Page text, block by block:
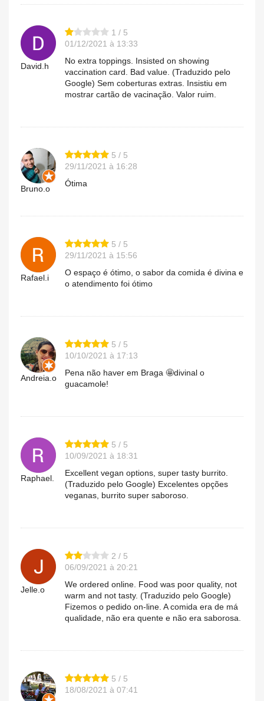
David.h
1 / 5
01/12/2021 à 13:33
No extra toppings. Insisted on showing
vaccination card. Bad value. (Traduzido pelo
Google) Sem coberturas extras. Insistiu em
mostrar cartão de vacinação. Valor ruim.
Bruno.o
5 / 5
29/11/2021 à 16:28
Ótima
Rafael.i
5 / 5
29/11/2021 à 15:56
O espaço é ótimo, o sabor da comida é divina e
o atendimento foi ótimo
Andreia.o
5 / 5
10/10/2021 à 17:13
Pena não haver em Braga 🤩divinal o
guacamole!
Raphael.
5 / 5
10/09/2021 à 18:31
Excellent vegan options, super tasty burrito.
(Traduzido pelo Google) Excelentes opções
veganas, burrito super saboroso.
Jelle.o
2 / 5
06/09/2021 à 20:21
We ordered online. Food was poor quality, not
warm and not tasty. (Traduzido pelo Google)
Fizemos o pedido on-line. A comida era de má
qualidade, não era quente e não era saborosa.
5 / 5
18/08/2021 à 07:41